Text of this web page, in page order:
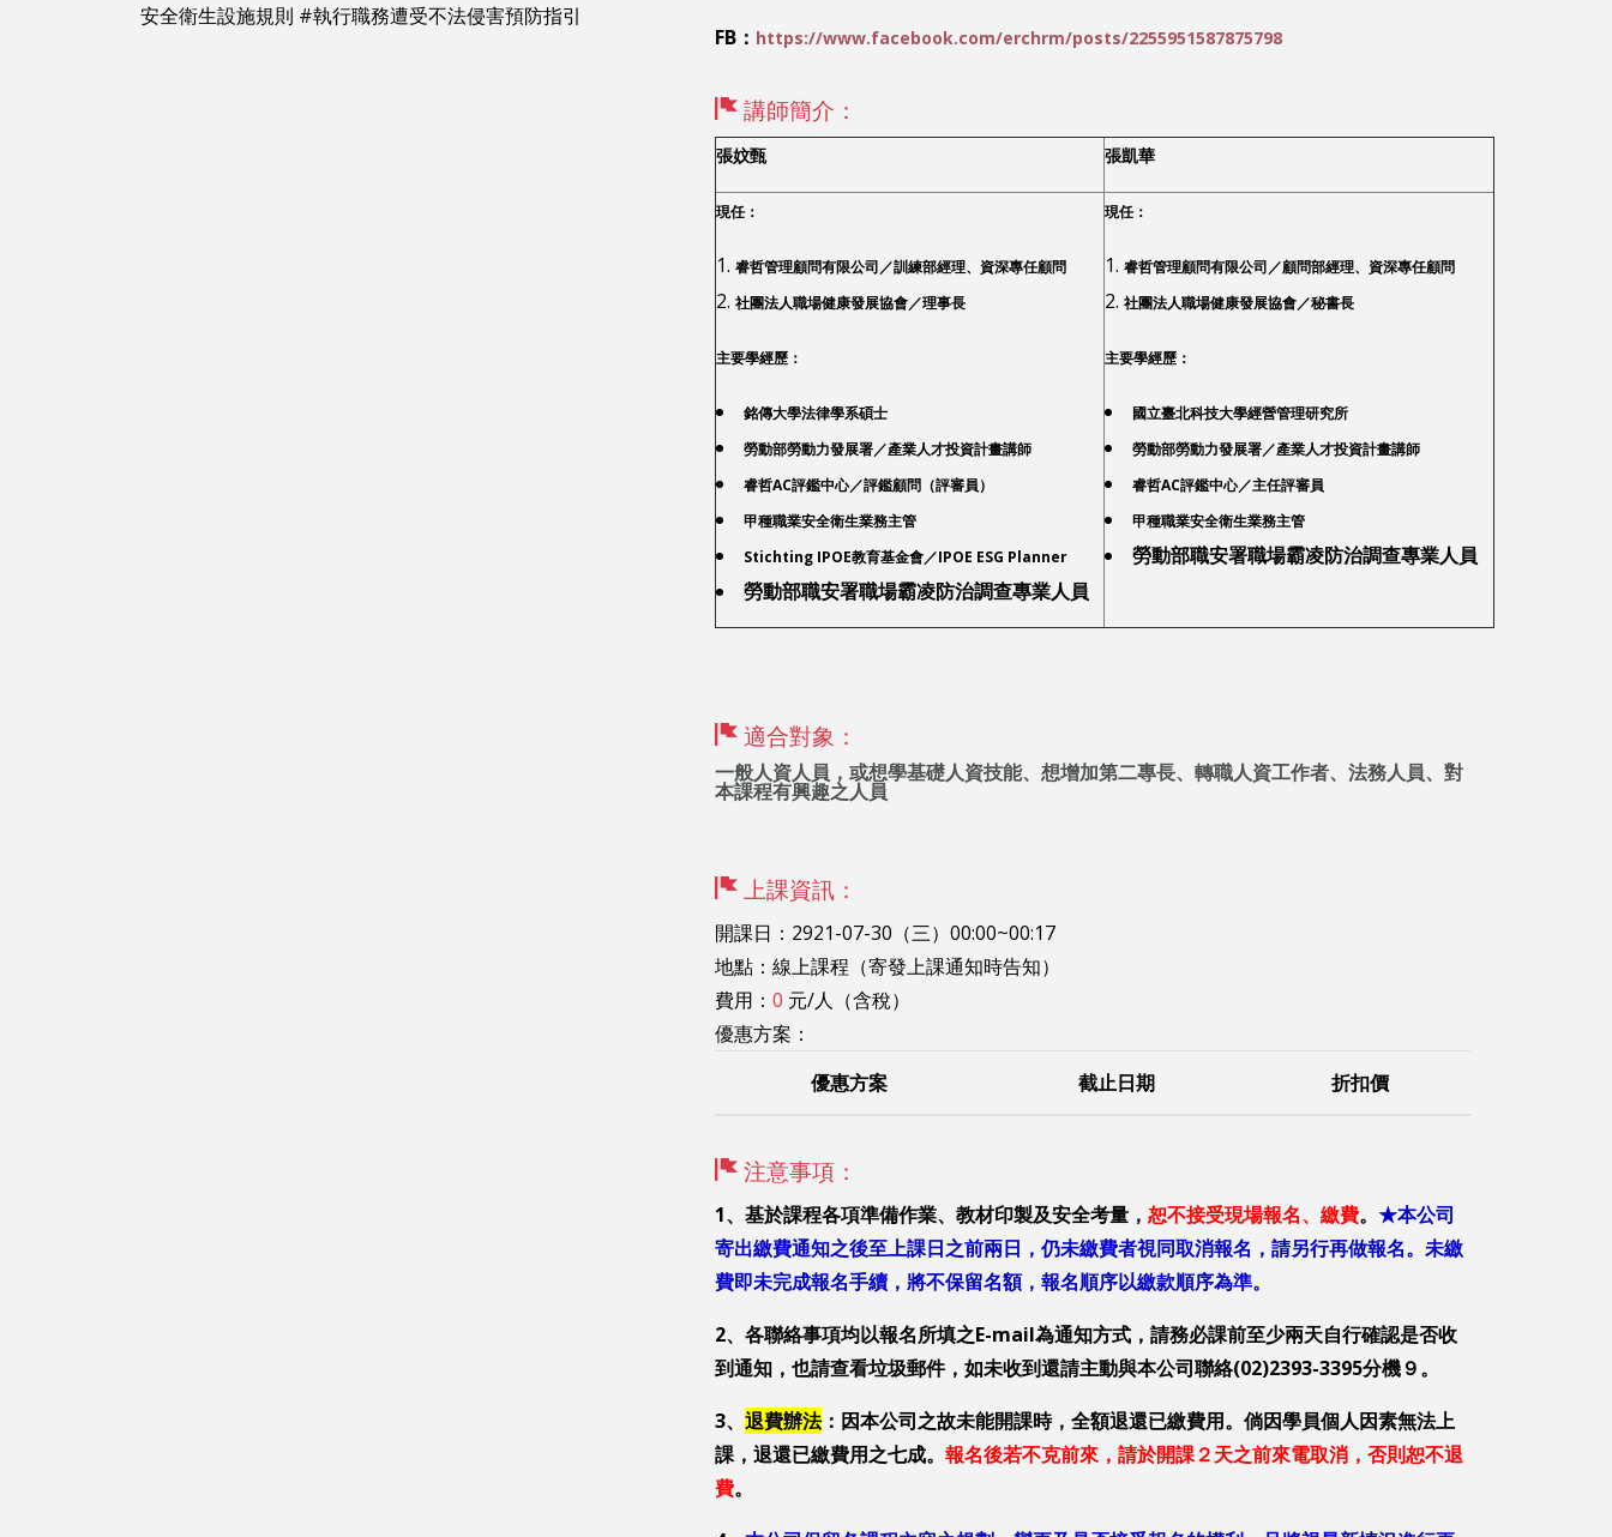
安全衛生設施規則 #執行職務遭受不法侵害預防指引
FB： https://www.facebook.com/erchrm/posts/2255951587875798
講師簡介：
張妏甄 張凱華
現任：
睿哲管理顧問有限公司／訓練部經理、資深專任顧問
社團法人職場健康發展協會／理事長
主要學經歷：
銘傳大學法律學系碩士
勞動部勞動力發展署／產業人才投資計畫講師
睿哲AC評鑑中心／評鑑顧問（評審員）
甲種職業安全衛生業務主管
Stichting IPOE教育基金會／IPOE ESG Planner
勞動部職安署職場霸凌防治調查專業人員
現任：
睿哲管理顧問有限公司／顧問部經理、資深專任顧問
社團法人職場健康發展協會／秘書長
主要學經歷：
國立臺北科技大學經營管理研究所
勞動部勞動力發展署／產業人才投資計畫講師
睿哲AC評鑑中心／主任評審員
甲種職業安全衛生業務主管
勞動部職安署職場霸凌防治調查專業人員
適合對象：
一般人資人員，或想學基礎人資技能、想增加第二專長、轉職人資工作者、法務人員、對
本課程有興趣之人員
上課資訊：
開課日：2921-07-30（三）00:00~00:17
地點：線上課程（寄發上課通知時告知）
費用：0 元/人（含稅）
優惠方案：
優惠方案
截止日期 折扣價
注意事項：
1、基於課程各項準備作業、教材印製及安全考量，恕不接受現場報名、繳費。★本公司
寄出繳費通知之後至上課日之前兩日，仍未繳費者視同取消報名，請另行再做報名。未繳
費即未完成報名手續，將不保留名額，報名順序以繳款順序為準。
2、各聯絡事項均以報名所填之E-mail為通知方式，請務必課前至少兩天自行確認是否收
到通知，也請查看垃圾郵件，如未收到還請主動與本公司聯絡(02)2393-3395分機９。
3、退費辦法：因本公司之故未能開課時，全額退還已繳費用。倘因學員個人因素無法上
課，退還已繳費用之七成。報名後若不克前來，請於開課２天之前來電取消，否則恕不退
費。